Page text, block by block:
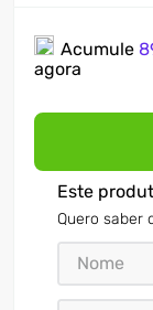
Acumule
agora
Este
Quero saber